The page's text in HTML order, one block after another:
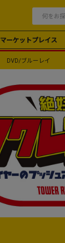
マーケットプレイス
DVD/ブルーレイ